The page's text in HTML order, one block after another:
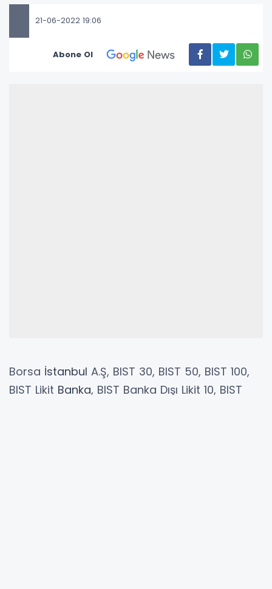
21-06-2022 19:06
Abone Ol
Borsa İstanbul A.Ş, BIST 30, BIST 50, BIST 100,
BIST Likit Banka, BIST Banka Dışı Likit 10, BIST